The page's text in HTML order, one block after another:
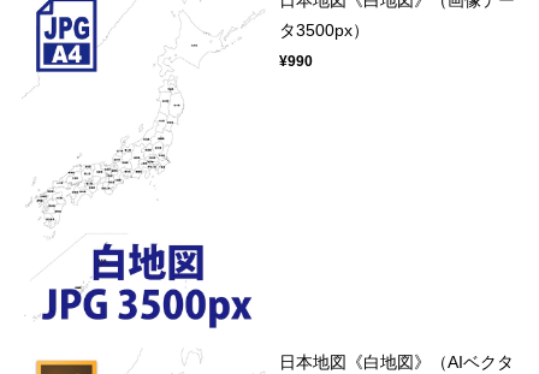
タ3500px）
¥990
日本地図《白地図》（AIベクタ